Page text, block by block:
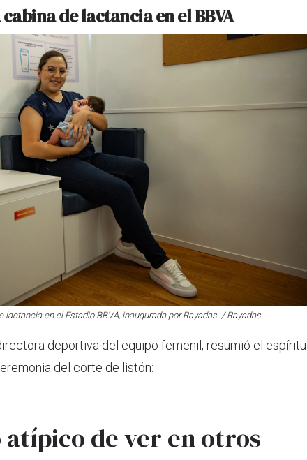
de lactancia en el BBVA
lactancia en el Estadio BBVA, inaugurada por Rayadas. / Rayadas
deportiva del equipo femenil, resumió el espíritu
del corte de listón:
atípico de ver en otros